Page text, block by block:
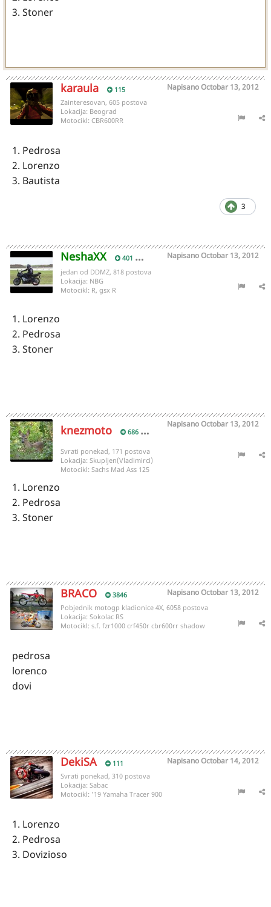
3. Stoner
karaula 115 NapisanoOctobar 13, 2012
Zainteresovan, 605 postova
Lokacija: Beograd
Motocikl: CBR600RR
1. Pedrosa
2. Lorenzo
3. Bautista
3
NeshaXX 401 NapisanoOctobar 13, 2012
jedan od DDMZ, 818 postova
Lokacija: NBG
Motocikl: R, gsx R
1. Lorenzo
2. Pedrosa
3. Stoner
knezmoto 686
NapisanoOctobar 13, 2012
Svrati ponekad, 171 postova
Lokacija: Skupljen(Vladimirci)
Motocikl: Sachs Mad Ass 125
1. Lorenzo
2. Pedrosa
3. Stoner
BRACO 3846 NapisanoOctobar 13, 2012
Pobjednik motogp kladionice 4X, 6058 postova
Lokacija: Sokolac RS
Motocikl: s.f. fzr1000 crf450r cbr600rr shadow
pedrosa
lorenco
dovi
DekiSA 111 NapisanoOctobar 14, 2012
Svrati ponekad, 310 postova
Lokacija: Sabac
Motocikl: '19 Yamaha Tracer 900
1. Lorenzo
2. Pedrosa
3. Dovizioso